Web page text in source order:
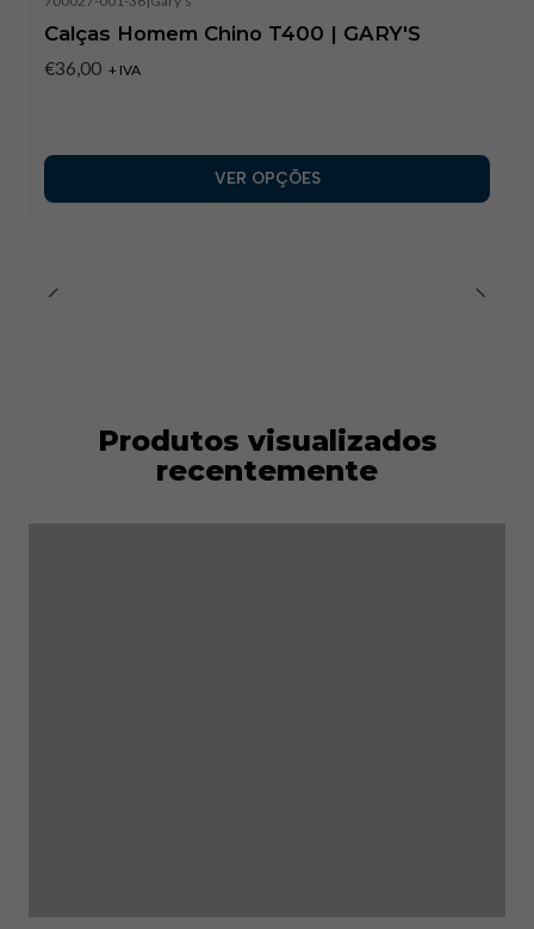
Calças Homem Chino T400 | GARY'S
€36,00 + IVA
VER OPÇÕES
Produtos visualizados
recentemente